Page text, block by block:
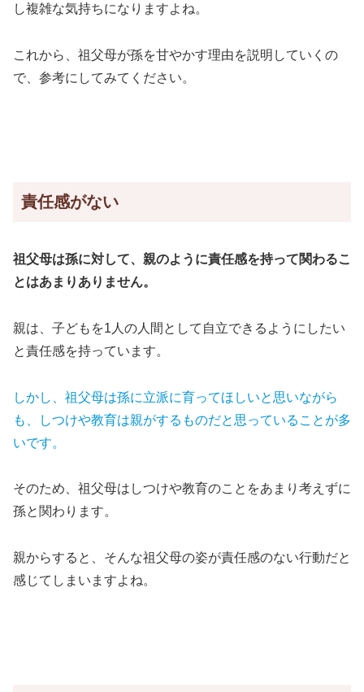
し複雑な気持ちになりますよね。
これから、祖父母が孫を甘やかす理由を説明していくの
で、参考にしてみてください。
責任感がない
祖父母は孫に対して、親のように責任感を持って関わるこ
とはあまりありません。
親は、子どもを1人の人間として自立できるようにしたい
と責任感を持っています。
しかし、祖父母は孫に立派に育ってほしいと思いながら
も、しつけや教育は親がするものだと思っていることが多
いです。
そのため、祖父母はしつけや教育のことをあまり考えずに
孫と関わります。
親からすると、そんな祖父母の姿が責任感のない行動だと
感じてしまいますよね。